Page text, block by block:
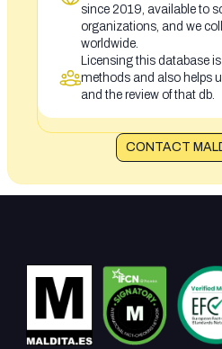
since 2019, available to
organizations, and we
worldwide.
Licensing this database
methods and also helps
and the review of that db.
CONTACT